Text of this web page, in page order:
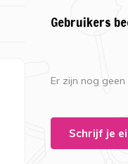
Gebruikers
Er zijn nog
Schrijf je